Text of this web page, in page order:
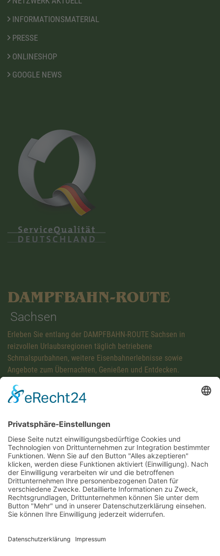
INFORMATIONSMATERIAL
PRESSE
ONLINESHOP
GOOGLE NEWS
DAMPFBAHN-ROUTE
Sachsen
Erleben Sie entlang der DAMPFBAHN-ROUTE Sachsen in
reizvollen Urlaubsregionen täglich betriebene
Schmalspurbahnen, weitere Eisenbahnerlebnisse sowie
Angebote zum Übernachten, Genießen und Entdecken.